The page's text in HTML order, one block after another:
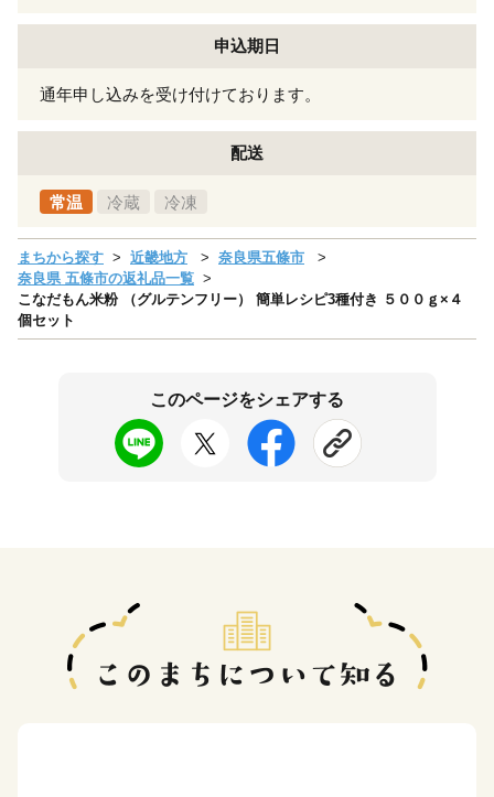
申込期日
通年申し込みを受け付けております。
配送
常温 冷蔵 冷凍
まちから探す 近畿地方
奈良県五條市
奈良県 五條市の返礼品一覧
こなだもん米粉 （グルテンフリー） 簡単レシピ3種付き ５００ｇ×４
個セット
このページをシェアする